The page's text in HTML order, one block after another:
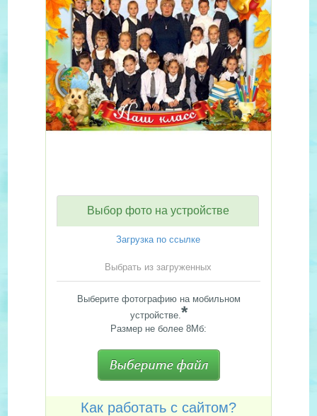
Выбор фото на устройстве
Загрузка по ссылке
Выбрать из загруженных
Выберите фотографию на мобильном
устройстве.*
Размер не более 8Мб:
Как работать с сайтом?